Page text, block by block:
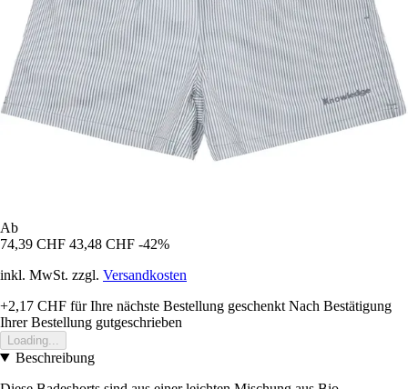
Ab
74,39 CHF 43,48 CHF -42%
inkl. MwSt. zzgl. Versandkosten
+2,17 CHF für Ihre nächste Bestellung geschenkt Nach Bestätigung
Ihrer Bestellung gutgeschrieben
Loading...
Beschreibung